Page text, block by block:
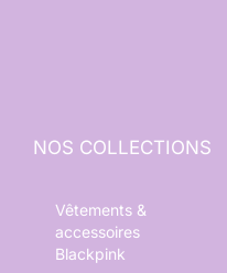
NOS COLLECTIONS
Vêtements &
accessoires
Blackpink